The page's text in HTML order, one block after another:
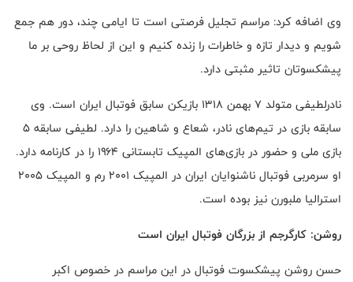
وی اضافه کرد: مراسم تجلیل فرصتی است تا ایامی چند، دور هم جمع
شویم و دیدار تازه و خاطرات را زنده کنیم و این از لحاظ روحی بر ما
پیشکسوتان تاثیر مثبتی دارد.
نادرلطیفی متولد ۷ بهمن ۱۳۱۸ بازیکن سابق فوتبال ایران است. وی
سابقه بازی در تیم‌های نادر، شعاع و شاهین را دارد. لطیفی سابقه ۵
بازی ملی و حضور در بازی‌های المپیک تابستانی ۱۹۶۴ را در کارنامه دارد.
او سرمربی فوتبال ناشنوایان ایران در المپیک ۲۰۰۱ رم و المپیک ۲۰۰۵
استرالیا ملبورن نیز بوده است.
روشن: کارگرجم از بزرگان فوتبال ایران است
حسن روشن پیشکسوت فوتبال در این مراسم در خصوص اکبر